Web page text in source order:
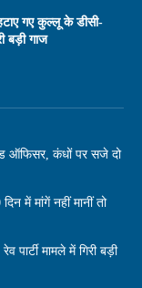
गए कुल्लू के डीसी-
बड़ी गाज
ऑफिसर, कंधों पर सजे दो
में मांगें नहीं मानीं तो
पार्टी मामले में गिरी बड़ी